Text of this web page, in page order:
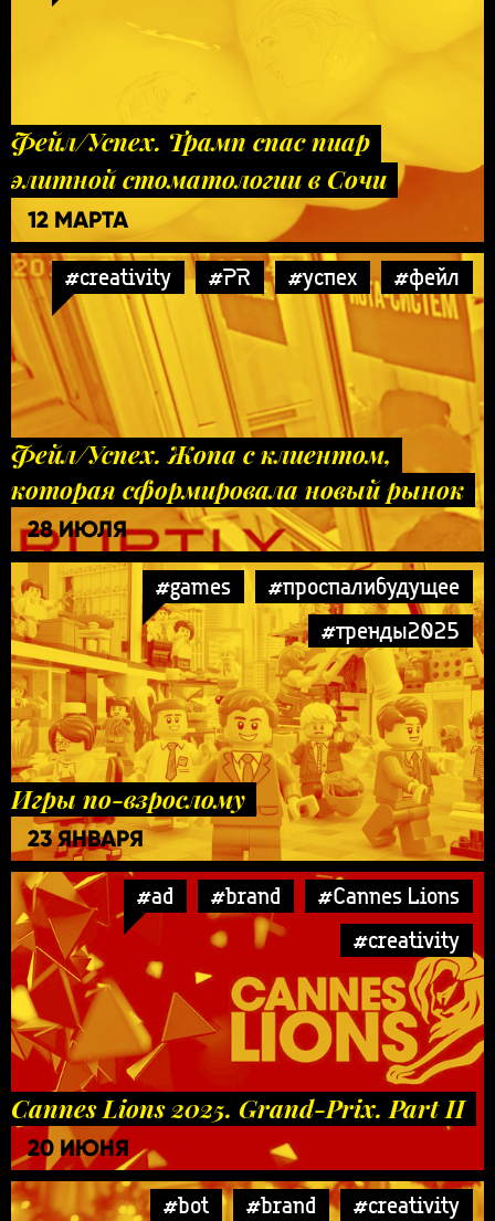
Фейл/Успех. Трамп спас пиар
элитной стоматологии в Сочи
12 МАРТА
#creativity #PR #успех #фейл
Фейл/Успех. Жопа с клиентом,
которая сформировала новый рынок
28 ИЮЛЯ
#games
#проспалибудущее
#тренды2025
Игры по-взрослому
23 ЯНВАРЯ
#ad #brand
#Cannes Lions
#creativity
Cannes Lions 2025. Grand-Prix. Part II
20 ИЮНЯ
#bot #brand
#creativity